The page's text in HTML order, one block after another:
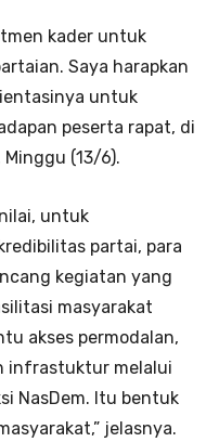
kader untuk
Saya harapkan
untuk
peserta rapat, di
(13/6).
untuk
partai, para
kegiatan yang
masyarakat
akses permodalan,
infrastuktur melalui
NasDem. Itu bentuk
jelasnya.